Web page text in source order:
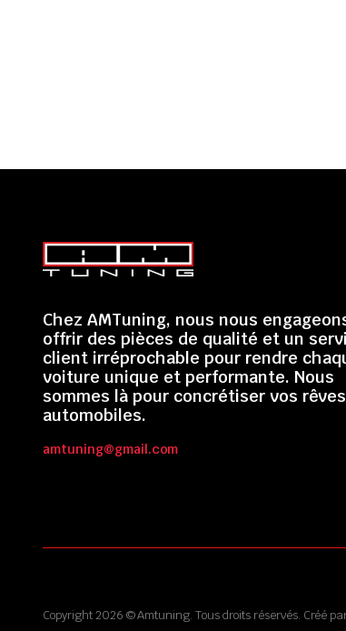
Chez AMTuning, nous nous
offrir des pièces de qualité et un
client irréprochable pour rendre
voiture unique et performante. Nous
sommes là pour concrétiser vos rêves
automobiles.
amtuning@gmail.com
Copyright 2026 © Amtuning. Tous droits réservés. Créé